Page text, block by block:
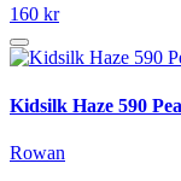
160 kr
Kidsilk Haze 590
Rowan